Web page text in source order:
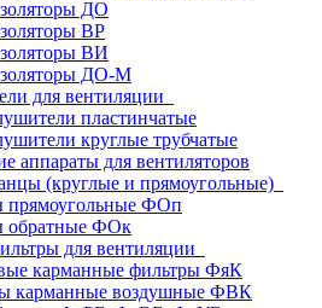
ДО
ВР
ВИ
ДО-М
для вентиляции
пластинчатые
круглые трубчатые
аппараты для вентиляторов
(круглые и прямоугольные)
прямоугольные ФОп
обратные ФОк
для вентиляции
карманные фильтры ФяК
карманные воздушные ФВК